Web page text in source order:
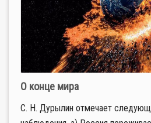
О конце мира
С. Н. Дурылин отмечает